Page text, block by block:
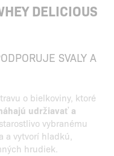
DELICIOUS
SVALY A
o bielkoviny, ktoré
udržiavať a
vybranému
a vytvorí hladkú,
hrudiek.